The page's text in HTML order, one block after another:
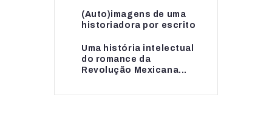
(Auto)imagens de uma
historiadora por escrito
Uma história intelectual
do romance da
Revolução Mexicana...
(Auto)imagens de uma
historiadora por escrito
Uma história intelectual
do romance da...